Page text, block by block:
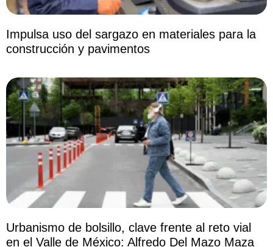
Impulsa uso del sargazo en materiales para la
construcción y pavimentos
Urbanismo de bolsillo, clave frente al reto vial
en el Valle de México: Alfredo Del Mazo Maza